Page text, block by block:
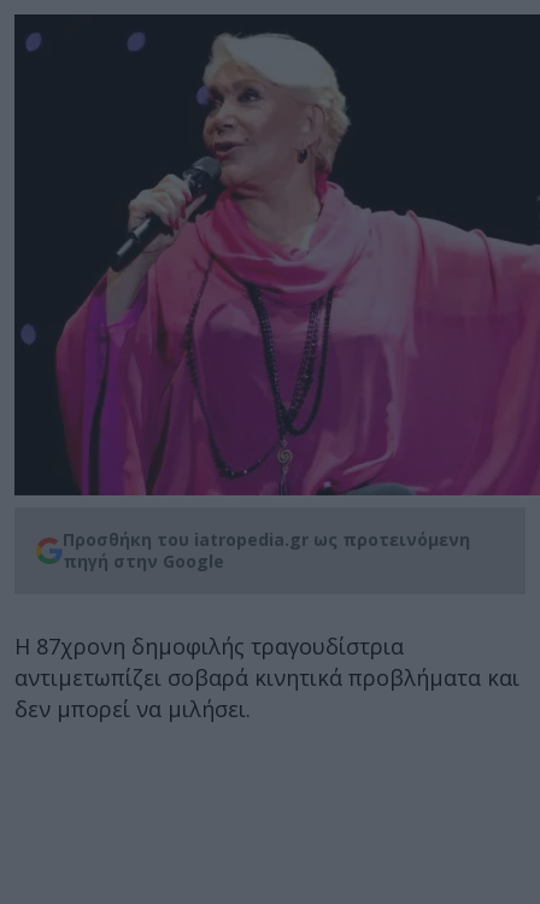
Προσθήκη του iatropedia.gr ως προτεινόμενη
πηγή στην Google
Η 87χρονη δημοφιλής τραγουδίστρια
αντιμετωπίζει σοβαρά κινητικά προβλήματα και
δεν μπορεί να μιλήσει.